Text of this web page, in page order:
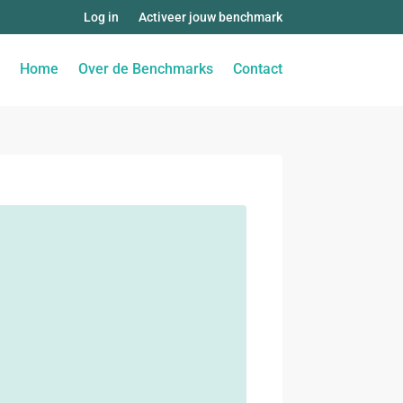
Log in Activeer jouw benchmark
Home Over de Benchmarks Contact